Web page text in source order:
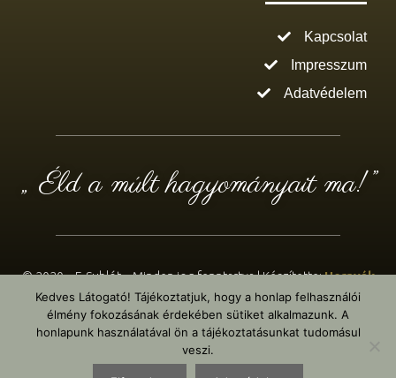
Kapcsolat
Impresszum
Adatvédelem
„ Éld a múlt hagyományait ma!”
© 2020 – E-Sublót – Minden jog fenntartva | Készítette:Hernyák
Gábor e.v.– Design: WordPress & Elementor Pro
Kedves Látogató! Tájékoztatjuk, hogy a honlap felhasználói
élmény fokozásának érdekében sütiket alkalmazunk. A
honlapunk használatával ön a tájékoztatásunkat tudomásul
veszi.